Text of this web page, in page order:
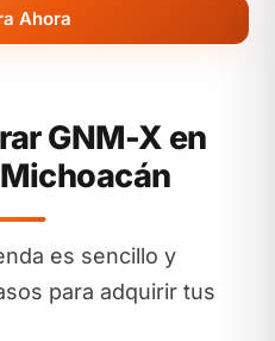
Ahora
GNM-X en
es sencillo y
para adquirir tus